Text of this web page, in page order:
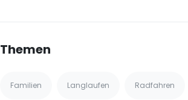
Themen
Familien Langlaufen Radfahren